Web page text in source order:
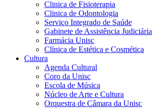
Clinica de Fisioterapia
Clinica de Odontologia
Serviço Integrado de Saúde
Gabinete de Assistência Judiciária
Farmácia Unisc
Clínica de Estética e Cosmética
Cultura
Agenda Cultural
Coro da Unisc
Escola de Música
Núcleo de Arte e Cultura
Orquestra de Câmara da Unisc